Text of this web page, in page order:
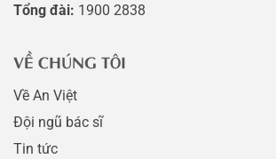
Tổng đài: 1900 2838
VỀ CHÚNG TÔI
Về An Việt
Đội ngũ bác sĩ
Tin tức